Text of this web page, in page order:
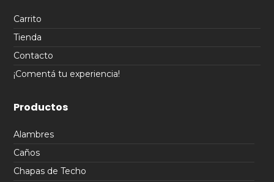
Carrito
Tienda
Contacto
¡Comentá tu experiencia!
Productos
Alambres
Caños
Chapas de Techo